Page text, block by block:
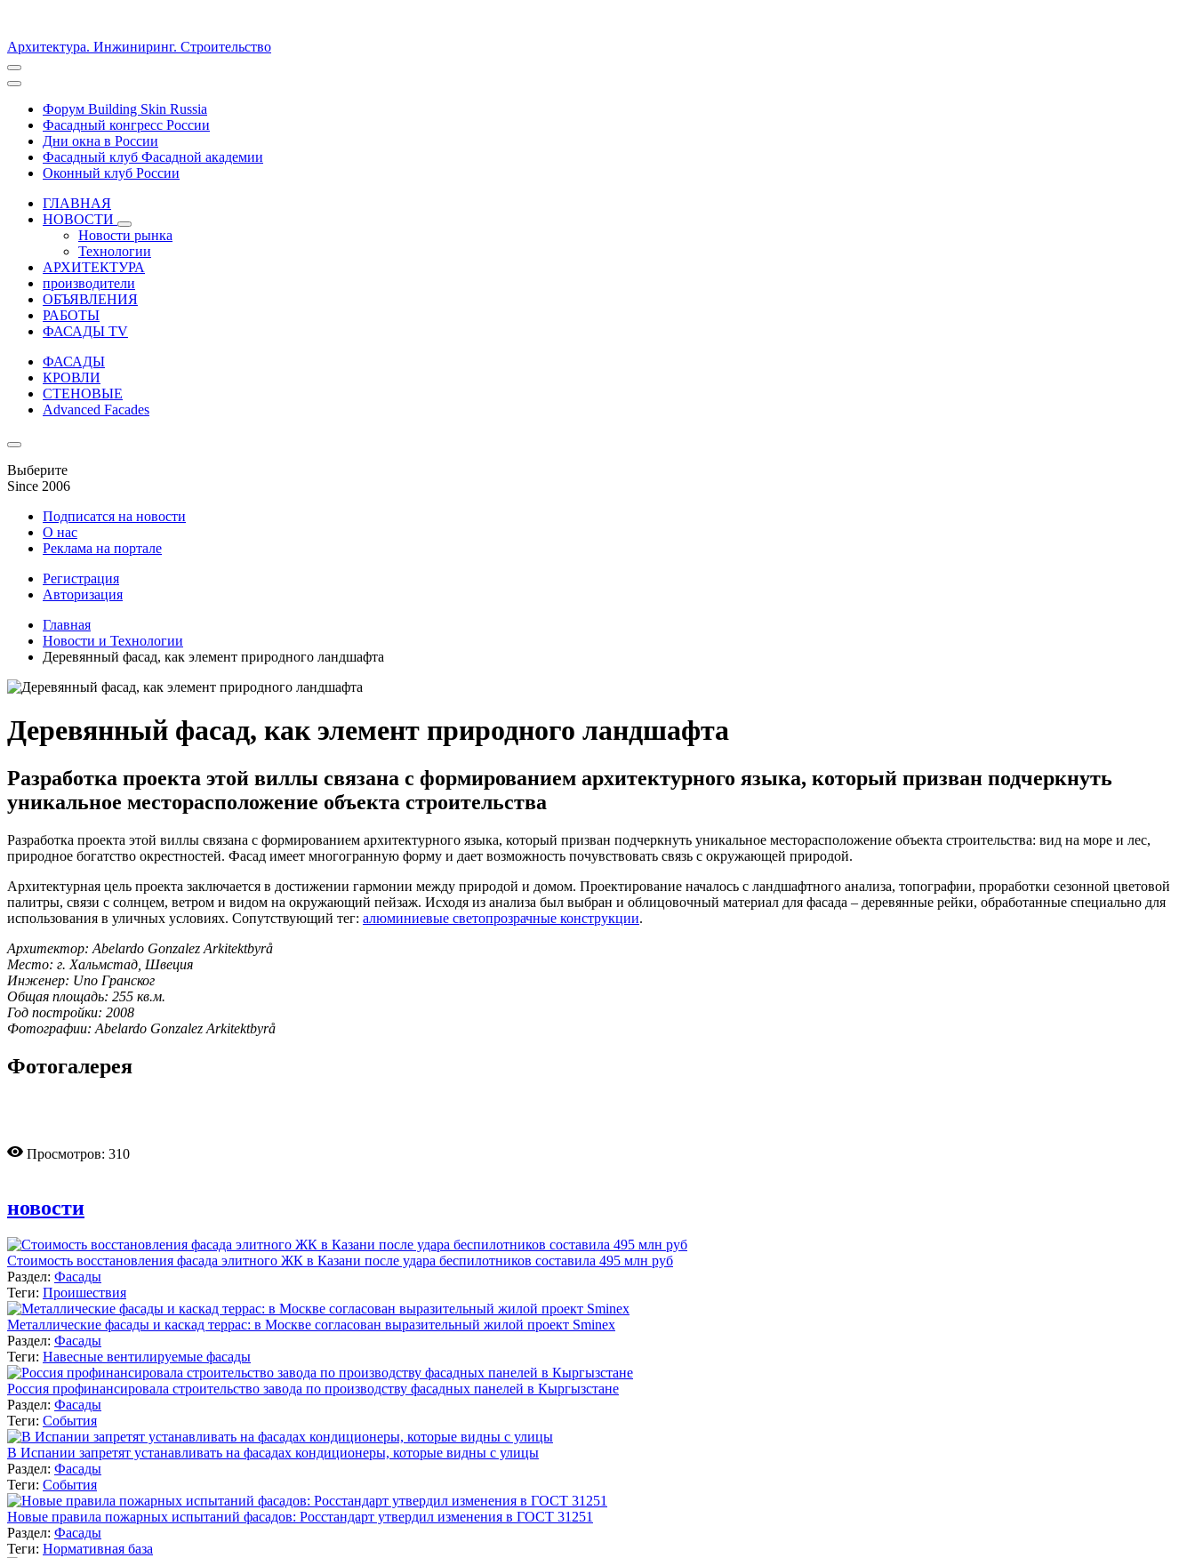
Архитектура. Инжиниринг. Строительство
Форум Building Skin Russia
Фасадный конгресс России
Дни окна в России
Фасадный клуб Фасадной академии
Оконный клуб России
ГЛАВНАЯ
НОВОСТИ
Новости рынка
Технологии
АРХИТЕКТУРА
производители
ОБЪЯВЛЕНИЯ
РАБОТЫ
ФАСАДЫ TV
ФАСАДЫ
КРОВЛИ
СТЕНОВЫЕ
Advanced Facades
Выберите
Since 2006
Подписатся на новости
О нас
Реклама на портале
Регистрация
Авторизация
Главная
Новости и Технологии
Деревянный фасад, как элемент природного ландшафта
Деревянный фасад, как элемент природного ландшафта
Разработка проекта этой виллы связана с формированием архитектурного языка, который призван подчеркнуть
уникальное месторасположение объекта строительства
Разработка проекта этой виллы связана с формированием архитектурного языка, который призван подчеркнуть уникальное месторасположение объекта строительства: вид на море и лес,
природное богатство окрестностей. Фасад имеет многогранную форму и дает возможность почувствовать связь с окружающей природой.
Архитектурная цель проекта заключается в достижении гармонии между природой и домом. Проектирование началось с ландшафтного анализа, топографии, проработки сезонной цветовой
палитры, связи с солнцем, ветром и видом на окружающий пейзаж. Исходя из анализа был выбран и облицовочный материал для фасада – деревянные рейки, обработанные специально для
использования в уличных условиях. Сопутствующий тег: алюминиевые светопрозрачные конструкции.
Архитектор: Abelardo Gonzalez Arkitektbyrå
Место: г. Хальмстад, Швеция
Инженер: Uno Гранског
Общая площадь: 255 кв.м.
Год постройки: 2008
Фотографии: Abelardo Gonzalez Arkitektbyrå
Фотогалерея
Просмотров: 310
новости
Стоимость восстановления фасада элитного ЖК в Казани после удара беспилотников составила 495 млн руб
Раздел: Фасады
Теги: Проишествия
Металлические фасады и каскад террас: в Москве согласован выразительный жилой проект Sminex
Раздел: Фасады
Теги: Навесные вентилируемые фасады
Россия профинансировала строительство завода по производству фасадных панелей в Кыргызстане
Раздел: Фасады
Теги: События
В Испании запретят устанавливать на фасадах кондиционеры, которые видны с улицы
Раздел: Фасады
Теги: События
Новые правила пожарных испытаний фасадов: Росстандарт утвердил изменения в ГОСТ 31251
Раздел: Фасады
Теги: Нормативная база